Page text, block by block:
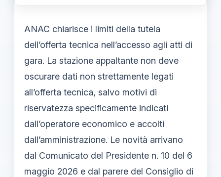
ANAC chiarisce i limiti della tutela
dell’offerta tecnica nell’accesso agli atti di
gara. La stazione appaltante non deve
oscurare dati non strettamente legati
all’offerta tecnica, salvo motivi di
riservatezza specificamente indicati
dall’operatore economico e accolti
dall’amministrazione. Le novità arrivano
dal Comunicato del Presidente n. 10 del 6
maggio 2026 e dal parere del Consiglio di